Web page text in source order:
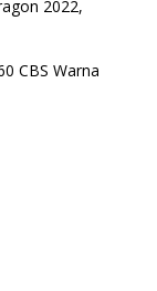
2022,
CBS Warna